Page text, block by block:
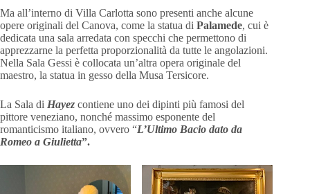
Ma all’interno di Villa Carlotta sono presenti anche alcune
opere originali del Canova, come la statua di Palamede, cui è
dedicata una sala arredata con specchi che permettono di
apprezzarne la perfetta proporzionalità da tutte le angolazioni.
Nella Sala Gessi è collocata un’altra opera originale del
maestro, la statua in gesso della Musa Tersicore.
La Sala di Hayez contiene uno dei dipinti più famosi del
pittore veneziano, nonché massimo esponente del
romanticismo italiano, ovvero “L’Ultimo Bacio dato da
Romeo a Giulietta”.